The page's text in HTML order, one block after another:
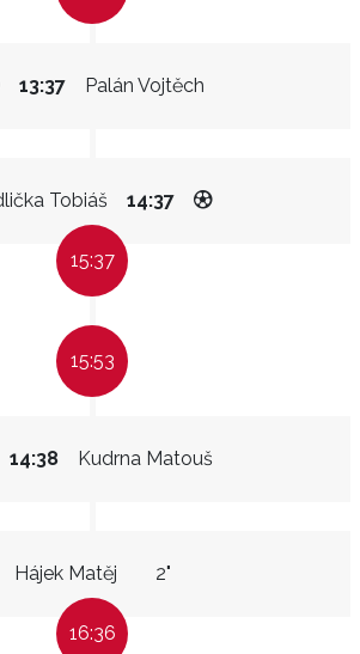
Palán Vojtěch
13:37
Tobiáš 14:37
15:37
15:53
Kudrna Matouš
14:38
Hájek Matěj 2"
16:36